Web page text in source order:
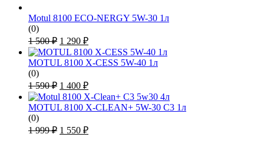
Motul 8100 ECO-NERGY 5W-30 1л
(0)
1 500₽ Первоначальная
цена
составляла
1
500 ₽.
1 290 ₽Текущая
цена:
1
MOTUL 8100 X-CESS 5W-40 1л
(0)
1 590₽ Первоначальная
цена
составляла
1
590 ₽.
1 400 ₽Текущая
цена:
1
MOTUL 8100 X-CLEAN+ 5W-30 C3 1л
(0)
1 999₽ Первоначальная
1 550 ₽Текущая